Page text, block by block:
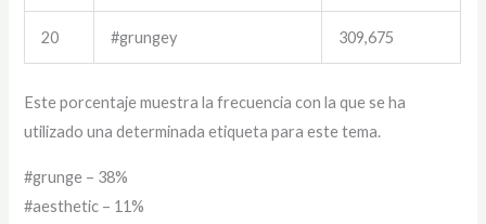
20 #grungey 309,675
Este porcentaje muestra la frecuencia con la que se ha
utilizado una determinada etiqueta para este tema.
#grunge – 38%
#aesthetic – 11%